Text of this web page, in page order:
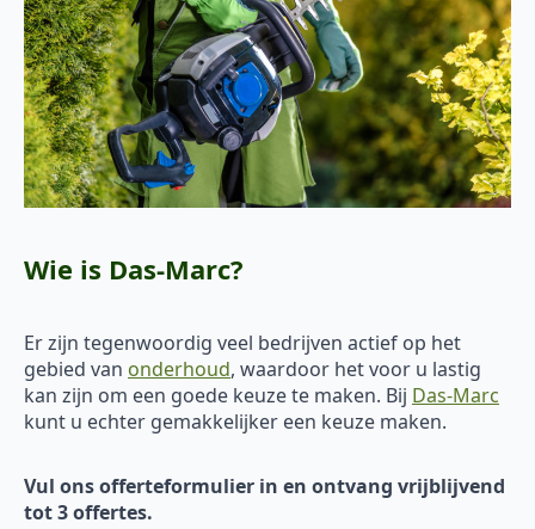
Wie is Das-Marc?
Er zijn tegenwoordig veel bedrijven actief op het
gebied van onderhoud, waardoor het voor u lastig
kan zijn om een goede keuze te maken. Bij Das-Marc
kunt u echter gemakkelijker een keuze maken.
Vul ons offerteformulier in en ontvang vrijblijvend
tot 3 offertes.